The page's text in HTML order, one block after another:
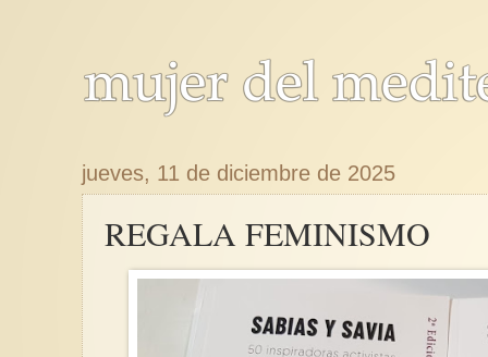
jueves, 11 de diciembre de 2025
REGALA FEMINISMO